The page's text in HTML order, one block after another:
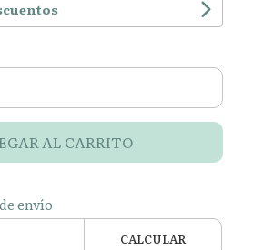
AL CARRITO
envío
CALCULAR